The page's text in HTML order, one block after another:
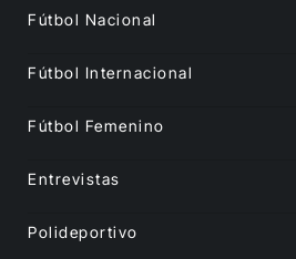
Fútbol Nacional
Fútbol Internacional
Fútbol Femenino
Entrevistas
Polideportivo